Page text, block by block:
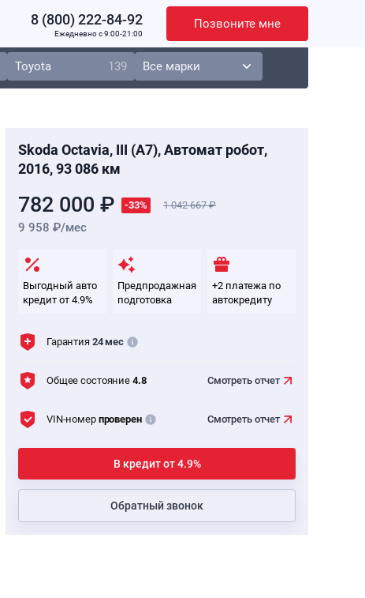
8 (800) 222-84-92
Ежедневно c 9:00-21:00
Позвоните мне
Toyota 139
Skoda Octavia, III (A7), Автомат робот,
2016, 93 086 км
782 000 ₽ -33% 1 042 667
9 958 ₽/мес
Выгодный авто
кредит от 4.9%
Предпродажная
подготовка
+2 платежа по
автокредиту
Гарантия 24 мес
Общее состояние 4.8 Смотреть отчет
VIN-номер проверен Смотреть отчет
В кредит от 4.9%
Обратный звонок